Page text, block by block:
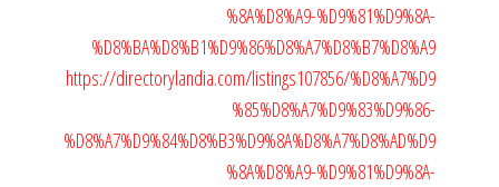
%8A%D8%A9-%D9%81%D9%8A-
%D8%BA%D8%B1%D9%86%D8%A7%D8%B7%D8%A9
https://directorylandia.com/listings107856/%D8%A7%D9
%85%D8%A7%D9%83%D9%86-
%D8%A7%D9%84%D8%B3%D9%8A%D8%A7%D8%AD%D9
%8A%D8%A9-%D9%81%D9%8A-